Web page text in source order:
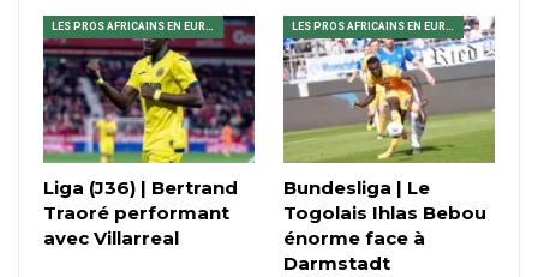
LES PROS AFRICAINS EN EUROPE
Liga (J36) | Bertrand
Traoré performant
avec Villarreal
LES PROS AFRICAINS EN EUROPE
Bundesliga | Le
Togolais Ihlas Bebou
énorme face à
Darmstadt